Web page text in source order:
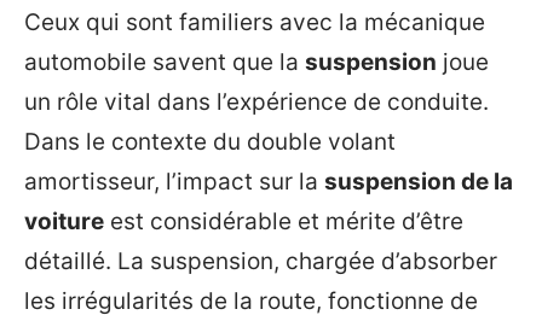
Ceux qui sont familiers avec la mécanique
automobile savent que la suspension joue
un rôle vital dans l’expérience de conduite.
Dans le contexte du double volant
amortisseur, l’impact sur la suspension de la
voiture est considérable et mérite d’être
détaillé. La suspension, chargée d’absorber
les irrégularités de la route, fonctionne de